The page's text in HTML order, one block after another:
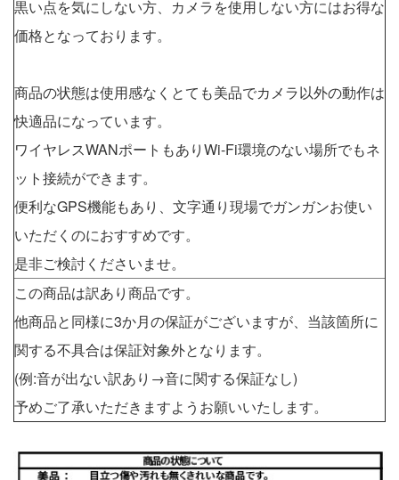
黒い点を気にしない方、カメラを使用しない方にはお得な
価格となっております。
商品の状態は使用感なくとても美品でカメラ以外の動作は
快適品になっています。
ワイヤレスWANポートもありWi-Fi環境のない場所でもネ
ット接続ができます。
便利なGPS機能もあり、文字通り現場でガンガンお使い
いただくのにおすすめです。
是非ご検討くださいませ。
この商品は訳あり商品です。
他商品と同様に3か月の保証がございますが、当該箇所に
関する不具合は保証対象外となります。
(例:音が出ない訳あり→音に関する保証なし)
予めご了承いただきますようお願いいたします。